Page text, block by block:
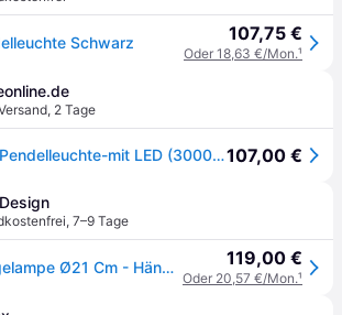
Schwarz 107,75 €
Oder 18,63 €/Mon.¹
, 2 Tage
Muuto Grain LED-Pendelleuchte-mit LED (3000K)-Grün-Matt107,00 €
, 7–9 Tage
Muuto Grain Hängelampe Ø21 Cm - Hängeleuchten Bambus Schwarz - GRAPEN2101 119,00 €
Oder 20,57 €/Mon.¹